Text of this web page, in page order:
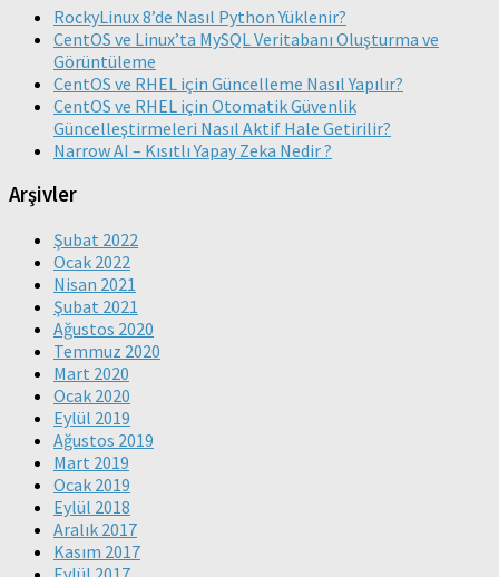
RockyLinux 8’de Nasıl Python Yüklenir?
CentOS ve Linux’ta MySQL Veritabanı Oluşturma ve
Görüntüleme
CentOS ve RHEL için Güncelleme Nasıl Yapılır?
CentOS ve RHEL için Otomatik Güvenlik
Güncelleştirmeleri Nasıl Aktif Hale Getirilir?
Narrow AI – Kısıtlı Yapay Zeka Nedir ?
Arşivler
Şubat 2022
Ocak 2022
Nisan 2021
Şubat 2021
Ağustos 2020
Temmuz 2020
Mart 2020
Ocak 2020
Eylül 2019
Ağustos 2019
Mart 2019
Ocak 2019
Eylül 2018
Aralık 2017
Kasım 2017